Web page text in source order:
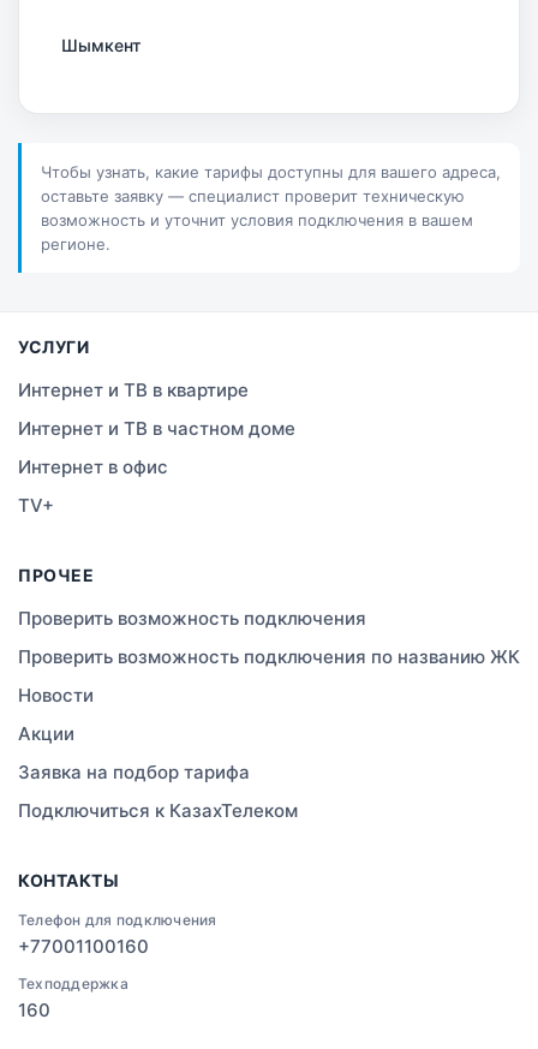
Шымкент
Петропавловск
Темиртау
Тараз
Правда
Свободное
Изюмовское
Кокшетау
Черное
Чтобы узнать, какие тарифы доступны для вашего адреса,
оставьте заявку — специалист проверит техническую
возможность и уточнит условия подключения в вашем
регионе.
УСЛУГИ
Интернет и ТВ в квартире
Интернет и ТВ в частном доме
Интернет в офис
TV+
ПРОЧЕЕ
Проверить возможность подключения
Проверить возможность подключения по названию ЖК
Новости
Акции
Заявка на подбор тарифа
Подключиться к КазахТелеком
КОНТАКТЫ
Телефон для подключения
+77001100160
Техподдержка
160